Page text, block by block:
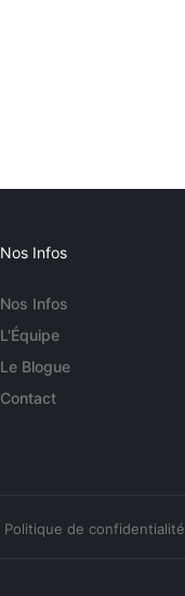
Nos Infos
Nos Infos
L'Équipe
Le Blogue
Contact
Politique de confidentialité